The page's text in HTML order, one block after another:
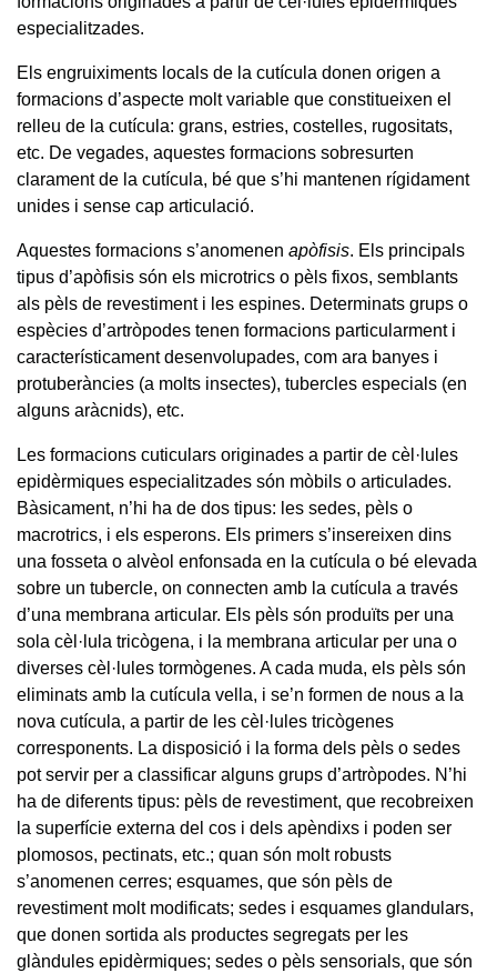
especialitzades.
Els engruiximents locals de la cutícula donen origen a
formacions d’aspecte molt variable que constitueixen el
relleu de la cutícula: grans, estries, costelles, rugositats,
etc. De vegades, aquestes formacions sobresurten
clarament de la cutícula, bé que s’hi mantenen rígidament
unides i sense cap articulació.
Aquestes formacions s’anomenen apòfisis. Els principals
tipus d’apòfisis són els microtrics o pèls fixos, semblants
als pèls de revestiment i les espines. Determinats grups o
espècies d’artròpodes tenen formacions particularment i
característicament desenvolupades, com ara banyes i
protuberàncies (a molts insectes), tubercles especials (en
alguns aràcnids), etc.
Les formacions cuticulars originades a partir de cèl·lules
epidèrmiques especialitzades són mòbils o articulades.
Bàsicament, n’hi ha de dos tipus: les sedes, pèls o
macrotrics, i els esperons. Els primers s’insereixen dins
una fosseta o alvèol enfonsada en la cutícula o bé elevada
sobre un tubercle, on connecten amb la cutícula a través
d’una membrana articular. Els pèls són produïts per una
sola cèl·lula tricògena, i la membrana articular per una o
diverses cèl·lules tormògenes. A cada muda, els pèls són
eliminats amb la cutícula vella, i se’n formen de nous a la
nova cutícula, a partir de les cèl·lules tricògenes
corresponents. La disposició i la forma dels pèls o sedes
pot servir per a classificar alguns grups d’artròpodes. N’hi
ha de diferents tipus: pèls de revestiment, que recobreixen
la superfície externa del cos i dels apèndixs i poden ser
plomosos, pectinats, etc.; quan són molt robusts
s’anomenen cerres; esquames, que són pèls de
revestiment molt modificats; sedes i esquames glandulars,
que donen sortida als productes segregats per les
glàndules epidèrmiques; sedes o pèls sensorials, que són